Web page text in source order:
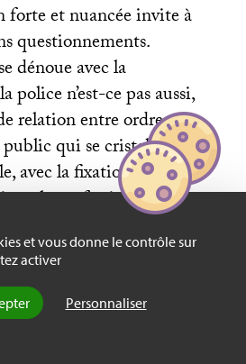
et vous donne le contrôle sur
activer
Personnaliser
forte et nuancée invite à
questionnements.
dénoue avec la
n’est-ce pas aussi,
relation entre ordre,
qui se cristallise à la
avec la fixation de l’État-
et la professionnalisation
pouvoir distinguer ce qui
proprement
ce qui renvoie à la mise